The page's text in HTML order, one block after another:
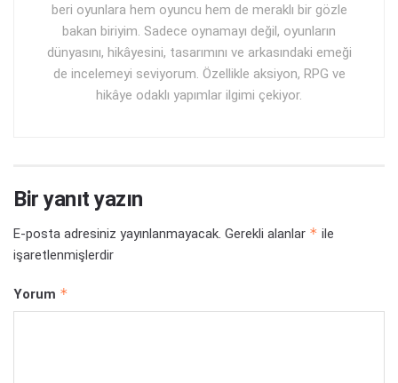
beri oyunlara hem oyuncu hem de meraklı bir gözle
bakan biriyim. Sadece oynamayı değil, oyunların
dünyasını, hikâyesini, tasarımını ve arkasındaki emeği
de incelemeyi seviyorum. Özellikle aksiyon, RPG ve
hikâye odaklı yapımlar ilgimi çekiyor.
Bir yanıt yazın
E-posta adresiniz yayınlanmayacak. Gerekli alanlar * ile
işaretlenmişlerdir
Yorum *